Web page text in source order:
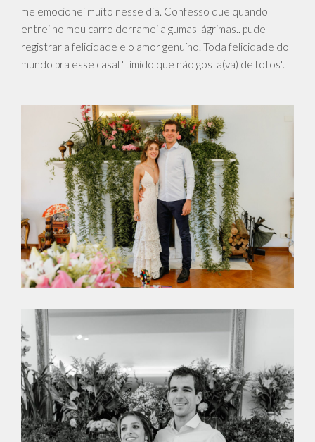
me emocionei muito nesse dia. Confesso que quando
entrei no meu carro derramei algumas lágrimas.. pude
registrar a felicidade e o amor genuíno. Toda felicidade do
mundo pra esse casal "tímido que não gosta(va) de fotos".